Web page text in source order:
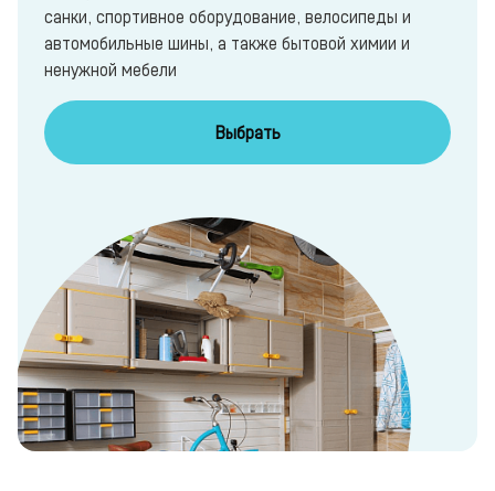
санки, спортивное оборудование, велосипеды и
автомобильные шины, а также бытовой химии и
ненужной мебели
Выбрать